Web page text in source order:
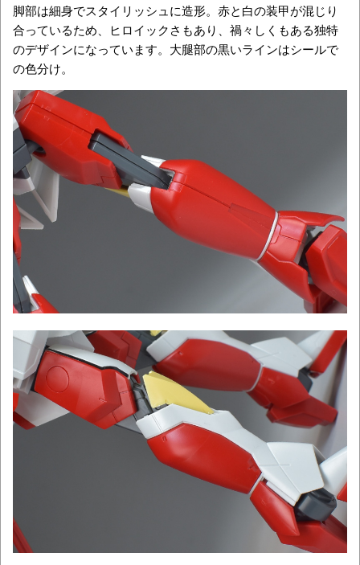
脚部は細身でスタイリッシュに造形。赤と白の装甲が混じり
合っているため、ヒロイックさもあり、禍々しくもある独特
のデザインになっています。大腿部の黒いラインはシールで
の色分け。